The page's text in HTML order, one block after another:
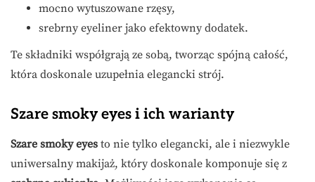
mocno wytuszowane rzęsy,
srebrny eyeliner jako efektowny dodatek.
Te składniki współgrają ze sobą, tworząc spójną całość,
która doskonale uzupełnia elegancki strój.
Szare smoky eyes i ich warianty
Szare smoky eyes to nie tylko elegancki, ale i niezwykle
uniwersalny makijaż, który doskonale komponuje się z